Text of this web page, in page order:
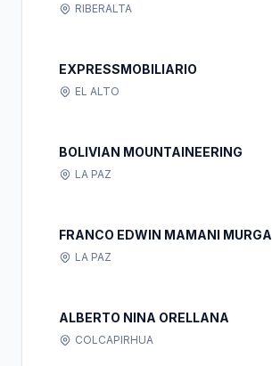
RIBERALTA
EXPRESSMOBILIARIO
EL ALTO
BOLIVIAN MOUNTAINEERING
LA PAZ
FRANCO EDWIN MAMANI MURGA
LA PAZ
ALBERTO NINA ORELLANA
COLCAPIRHUA